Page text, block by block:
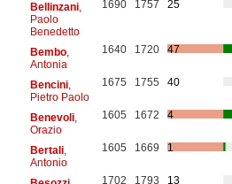
Bellinzani,
Paolo
Benedetto
1690 1757 25
Bembo,
Antonia
1640 1720 47
Bencini,
Pietro Paolo
1675 1755 40
Benevoli,
Orazio
1605 1672 4
Bertali,
Antonio
1605 1669 1
1702 1793 13